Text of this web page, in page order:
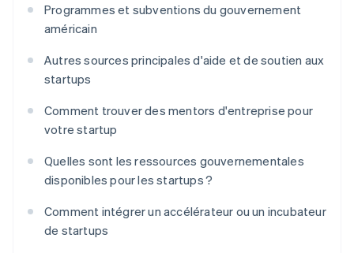
Programmes et subventions du gouvernement
américain
Autres sources principales d'aide et de soutien aux
startups
Comment trouver des mentors d'entreprise pour
votre startup
Quelles sont les ressources gouvernementales
disponibles pour les startups ?
Comment intégrer un accélérateur ou un incubateur
de startups